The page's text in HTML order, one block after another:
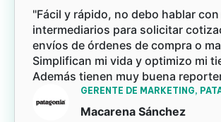
"Fácil y rápido, no debo hablar
intermediarios para solicitar
envíos de órdenes de compra o
Simplifican mi vida y optimizo mi
Además tienen muy buena
GERENTE DE MARKETING,
Macarena Sánchez